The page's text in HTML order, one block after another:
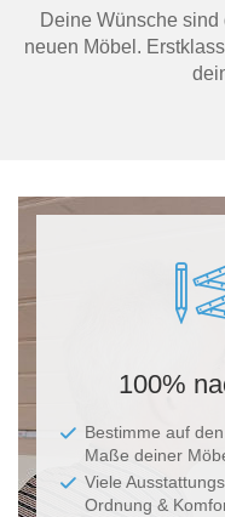
Deine Wünsche
neuen Möbel.
100%
Bestimme auf
Maße deiner
Viele
Ordnung &